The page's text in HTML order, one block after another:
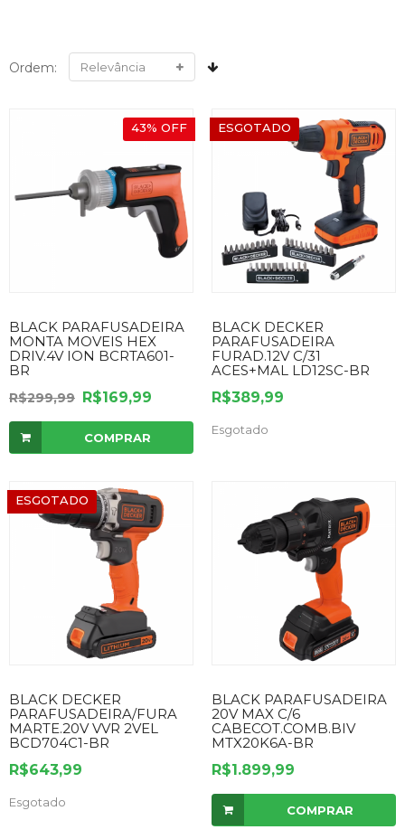
Ordem:
43% OFF
BLACK PARAFUSADEIRA
MONTA MOVEIS HEX
DRIV.4V ION BCRTA601-
BR
R$299,99 R$169,99
COMPRAR
ESGOTADO
BLACK DECKER
PARAFUSADEIRA
FURAD.12V C/31
ACES+MAL LD12SC-BR
R$389,99
Esgotado
ESGOTADO
BLACK DECKER
PARAFUSADEIRA/FURA
MARTE.20V VVR 2VEL
BCD704C1-BR
R$643,99
Esgotado
BLACK PARAFUSADEIRA
20V MAX C/6
CABECOT.COMB.BIV
MTX20K6A-BR
R$1.899,99
COMPRAR